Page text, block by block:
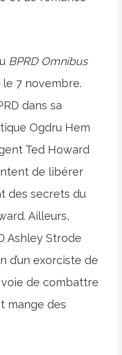
BPRD Omnibus
7 novembre.
dans sa
Ogdru Hem
Ted Howard
de libérer
des secrets du
Ailleurs,
Ashley Strode
d’un exorciste de
de combattre
mange des